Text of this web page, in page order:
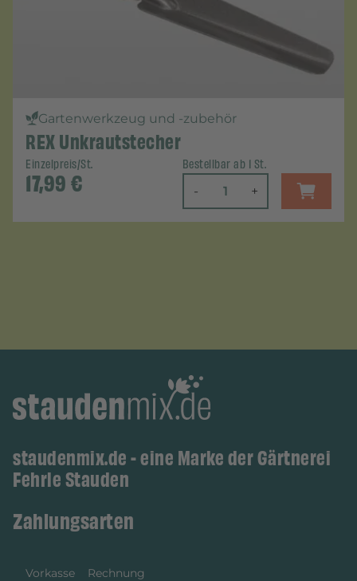
Gartenwerkzeug und -zubehör
REX Unkrautstecher
Einzelpreis/St.
17,99€
Bestellbar ab 1 St.
- +
staudenmix.de - eine Marke der Gärtnerei
Fehrle Stauden
Zahlungsarten
Vorkasse Rechnung